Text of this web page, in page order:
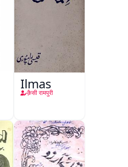
Ilmas
क़ैसी रामपुरी